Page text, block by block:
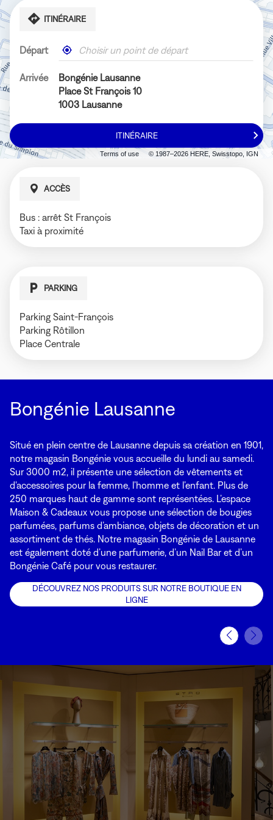
Terms of use © 1987–2026 HERE, Swisstopo, IGN
ITINÉRAIRE
Départ
,
un
magasin
Bongénie
À
Arrivée
Bongénie Lausanne
Place St François 10
1003 Lausanne
ITINÉRAIRE
JUSQU'AU
MAGASIN
BONGÉNIE
ACCÈS
Bus : arrêt St François
Taxi à proximité
PARKING
Parking Saint-François
Parking Rôtillon
Place Centrale
Bongénie Lausanne
Situé en plein centre de Lausanne depuis sa création en 1901,
notre magasin Bongénie vous accueille du lundi au samedi.
Sur 3000 m2, il présente une sélection de vêtements et
d'accessoires pour la femme, l’homme et l’enfant. Plus de
250 marques haut de gamme sont représentées. L’espace
Maison & Cadeaux vous propose une sélection de bougies
parfumées, parfums d’ambiance, objets de décoration et un
assortiment de thés. Notre magasin Bongénie de Lausanne
est également doté d’une parfumerie, d’un Nail Bar et d’un
Bongénie Café pour vous restaurer.
DÉCOUVREZ NOS PRODUITS SUR NOTRE BOUTIQUE EN
LIGNE